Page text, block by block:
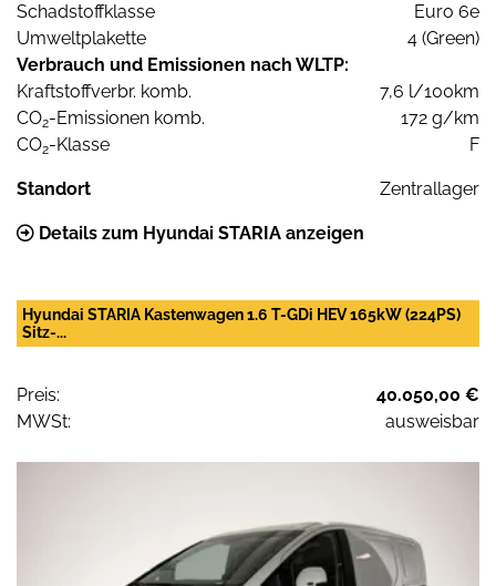
Schadstoffklasse
Euro 6e
Umweltplakette
4 (Green)
Verbrauch und Emissionen nach WLTP:
Kraftstoffverbr. komb.
7,6 l/100km
CO2-Emissionen komb.
172 g/km
CO2-Klasse F
Standort Zentrallager
Details zum Hyundai STARIA anzeigen
Hyundai STARIA Kastenwagen 1.6 T-GDi HEV 165kW (224PS)
Sitz-...
Preis:
40.050,00 €
MWSt:
ausweisbar